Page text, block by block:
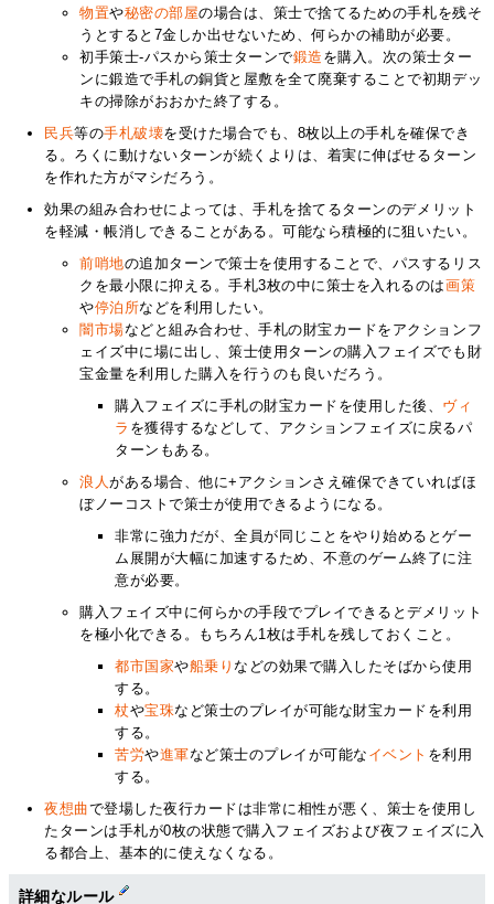
物置や秘密の部屋の場合は、策士で捨てるための手札を残そ
うとすると7金しか出せないため、何らかの補助が必要。
初手策士-パスから策士ターンで鍛造 を購入。次の策士ター
ンに鍛造で手札の銅貨と屋敷を全て廃棄することで初期デッ
キの掃除がおおかた終了する。
民兵等の手札破壊を受けた場合でも、8枚以上の手札を確保でき
る。ろくに動けないターンが続くよりは、着実に伸ばせるターン
を作れた方がマシだろう。
効果の組み合わせによっては、手札を捨てるターンのデメリット
を軽減・帳消しできることがある。可能なら積極的に狙いたい。
前哨地の追加ターンで策士を使用することで、パスするリス
クを最小限に抑える。手札3枚の中に策士を入れるのは画策
や停泊所などを利用したい。
闇市場などと組み合わせ、手札の財宝カードをアクションフ
ェイズ中に場に出し、策士使用ターンの購入フェイズでも財
宝金量を利用した購入を行うのも良いだろう。
購入フェイズに手札の財宝カードを使用した後、 ヴィ
ラ を獲得するなどして、アクションフェイズに戻るパ
ターンもある。
浪人がある場合、他に+アクションさえ確保できていればほ
ぼノーコストで策士が使用できるようになる。
非常に強力だが、全員が同じことをやり始めるとゲー
ム展開が大幅に加速するため、不意のゲーム終了に注
意が必要。
購入フェイズ中に何らかの手段でプレイできるとデメリット
を極小化できる。もちろん1枚は手札を残しておくこと。
都市国家や船乗りなどの効果で購入したそばから使用
する。
杖や宝珠など策士のプレイが可能な財宝カードを利用
する。
苦労や進軍など策士のプレイが可能な イベント を利用
する。
夜想曲で登場した夜行カードは非常に相性が悪く、策士を使用し
たターンは手札が0枚の状態で購入フェイズおよび夜フェイズに入
る都合上、基本的に使えなくなる。
詳細なルール